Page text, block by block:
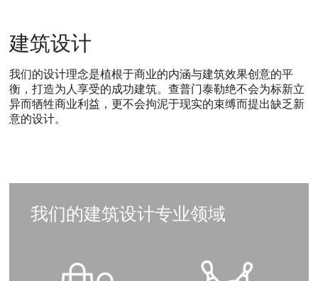
建
筑
设
建筑设计
我们的设计理念是植根于商业的内涵与建筑效果创意的平
衡，打造为人享受的成功建筑。查普门泰勒绝不会为标新立
异而牺牲商业利益，更不会拘泥于现实的束缚而提出缺乏新
意的设计。
译
译
译
译
我们的建筑设计专业领域